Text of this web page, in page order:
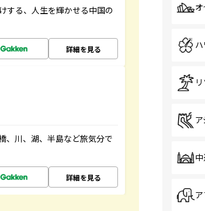
する、人生を輝かせる中国の
詳細を見る
、川、湖、半島など旅気分で
詳細を見る
ハ
ア
中
ア